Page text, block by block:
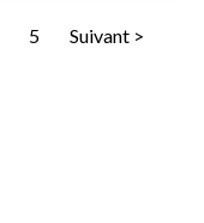
5 Suivant >